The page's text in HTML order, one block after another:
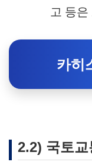
고 등
카히
2.2) 국토교